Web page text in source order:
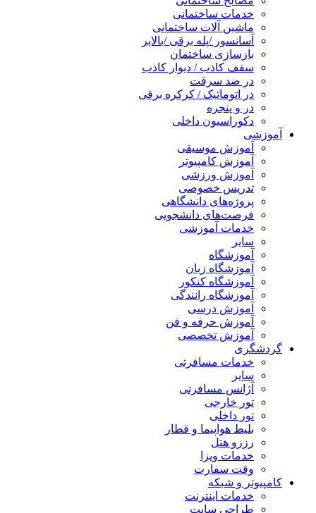
خدمات ساختمانی
ماشین آلات ساختمانی
آسانسور /پله برقی /بالابر
بازسازی ساختمان
سقف کاذب / دیوار کاذب
در ضد سرقت
در اتوماتیک / کرکره برقی
در و پنجره
دکوراسیون داخلی
آموزشی
آموزش موسیقی
آموزش کامپیوتر
آموزش ورزشی
تدریس خصوصی
پروژه‌های دانشگاهی
فرصت‌های دانشجویی
خدمات آموزشی
سایر
آموزشگاه
آموزشگاه زبان
آموزشگاه کنکور
آموزشگاه رانندگی
آموزش درسی
آموزش حرفه و فن
آموزش تخصصی
گردشگری
خدمات مسافرتی
سایر
آژانس مسافرتی
تور خارجی
تور داخلی
بلیط هواپیما و قطار
رزرو هتل
خدمات ویزا
وقت سفارت
کامپیوتر و شبکه
خدمات اینترنت
طراحی سایت